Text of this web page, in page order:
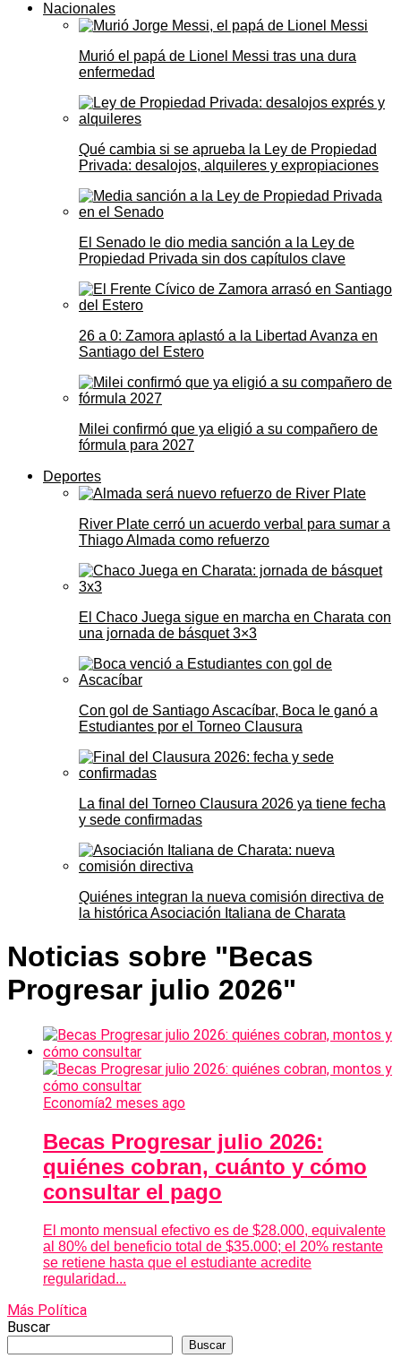
Nacionales
Murió el papá de Lionel Messi tras una dura
enfermedad
Qué cambia si se aprueba la Ley de Propiedad
Privada: desalojos, alquileres y expropiaciones
El Senado le dio media sanción a la Ley de
Propiedad Privada sin dos capítulos clave
26 a 0: Zamora aplastó a la Libertad Avanza en
Santiago del Estero
Milei confirmó que ya eligió a su compañero de
fórmula para 2027
Deportes
River Plate cerró un acuerdo verbal para sumar a
Thiago Almada como refuerzo
El Chaco Juega sigue en marcha en Charata con
una jornada de básquet 3×3
Con gol de Santiago Ascacíbar, Boca le ganó a
Estudiantes por el Torneo Clausura
La final del Torneo Clausura 2026 ya tiene fecha
y sede confirmadas
Quiénes integran la nueva comisión directiva de
la histórica Asociación Italiana de Charata
Noticias sobre "Becas
Progresar julio 2026"
Economía2 meses ago
Becas Progresar julio 2026:
quiénes cobran, cuánto y cómo
consultar el pago
El monto mensual efectivo es de $28.000, equivalente
al 80% del beneficio total de $35.000; el 20% restante
se retiene hasta que el estudiante acredite
regularidad...
Más Política
Buscar
Buscar